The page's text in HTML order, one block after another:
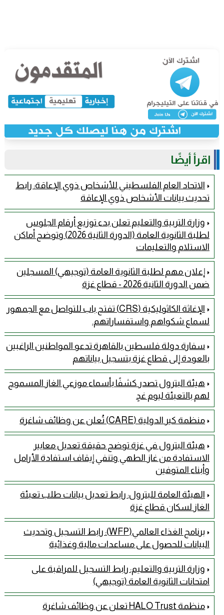
اقرأ أيضًا
الاتحاد العام الفلسطيني للأشخاص ذوي الإعاقة: رابط
تحديث بيانات الأشخاص ذوي الإعاقة
وزارة التربية والتعليم تعلن بدء توزيع أرقام الجلوس
لطلبة الثانوية العامة (الدورة الثانية 2026) وتوضح أماكن
الاستلام والتعليمات
إعلان مهم لطلبة الثانوية العامة (توجيهي) المسجلين
ضمن الدورة الثانية 2026 - قطاع غزة
الإغاثة الكاثوليكية (CRS) تفتح باب للتواصل مع الجمهور
لسماع شكواهم واستفساراتهم.
سفارة دولة فلسطين بالقاهرة تدعو المواطنين الراغبين
بالعودة إلى قطاع غزة بتسجيل بياناتهم
هيئة البترول تصدر كشفًا بأسماء موزعي الغاز المسموح
لهم بالتعبئة ليوم غدٍ
منظمة كير الدولية (CARE) تُعلن عن وظائف شاغرة
هيئة البترول في غزة توضح حقيقة تعديل معايير
الاستفادة من غاز الطهي وتنفي إيقاف استفادة الأرامل
وأبناء المتوفين
الهيئة العامة للبترول: رابط تعديل بيانات طلب تعبئة
الغاز لسكان قطاع غزة
برنامج الغذاء العالمي(WFP): رابط التسجيل وتحديث
البيانات للحصول على مساعدات مالية وغذائية
وزارة التربية والتعليم: رابط التسجيل للمراقبة على
امتحانات الثانوية العامة (توجيهي)
منظمة HALO Trust تعلن عن وظائف شاغرة